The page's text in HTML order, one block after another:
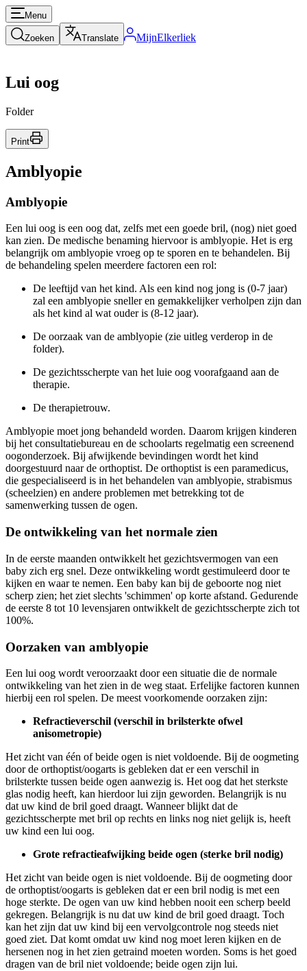
Menu
Zoeken Translate MijnElkerliek
Lui oog
Folder
Print
Amblyopie
Amblyopie
Een lui oog is een oog dat, zelfs met een goede bril, (nog) niet goed
kan zien. De medische benaming hiervoor is amblyopie. Het is erg
belangrijk om amblyopie vroeg op te sporen en te behandelen. Bij
de behandeling spelen meerdere factoren een rol:
De leeftijd van het kind. Als een kind nog jong is (0-7 jaar)
zal een amblyopie sneller en gemakkelijker verholpen zijn dan
als het kind al wat ouder is (8-12 jaar).
De oorzaak van de amblyopie (zie uitleg verderop in de
folder).
De gezichtsscherpte van het luie oog voorafgaand aan de
therapie.
De therapietrouw.
Amblyopie moet jong behandeld worden. Daarom krijgen kinderen
bij het consultatiebureau en de schoolarts regelmatig een screenend
oogonderzoek. Bij afwijkende bevindingen wordt het kind
doorgestuurd naar de orthoptist. De orthoptist is een paramedicus,
die gespecialiseerd is in het behandelen van amblyopie, strabismus
(scheelzien) en andere problemen met betrekking tot de
samenwerking tussen de ogen.
De ontwikkeling van het normale zien
In de eerste maanden ontwikkelt het gezichtsvermogen van een
baby zich erg snel. Deze ontwikkeling wordt gestimuleerd door te
kijken en waar te nemen. Een baby kan bij de geboorte nog niet
scherp zien; het ziet slechts 'schimmen' op korte afstand. Gedurende
de eerste 8 tot 10 levensjaren ontwikkelt de gezichtsscherpte zich tot
100%.
Oorzaken van amblyopie
Een lui oog wordt veroorzaakt door een situatie die de normale
ontwikkeling van het zien in de weg staat. Erfelijke factoren kunnen
hierbij een rol spelen. De meest voorkomende oorzaken zijn:
Refractieverschil (verschil in brilsterkte ofwel
anisometropie)
Het zicht van één of beide ogen is niet voldoende. Bij de oogmeting
door de orthoptist/oogarts is gebleken dat er een verschil in
brilsterkte tussen beide ogen aanwezig is. Het oog dat het sterkste
glas nodig heeft, kan hierdoor lui zijn geworden. Belangrijk is nu
dat uw kind de bril goed draagt. Wanneer blijkt dat de
gezichtsscherpte met bril op rechts en links nog niet gelijk is, heeft
uw kind een lui oog.
Grote refractieafwijking beide ogen (sterke bril nodig)
Het zicht van beide ogen is niet voldoende. Bij de oogmeting door
de orthoptist/oogarts is gebleken dat er een bril nodig is met een
hoge sterkte. De ogen van uw kind hebben nooit een scherp beeld
gekregen. Belangrijk is nu dat uw kind de bril goed draagt. Toch
kan het zijn dat uw kind bij een vervolgcontrole nog steeds niet
goed ziet. Dat komt omdat uw kind nog moet leren kijken en de
hersenen nog in het zien getraind moeten worden. Soms is het goed
dragen van de bril niet voldoende; beide ogen zijn lui.